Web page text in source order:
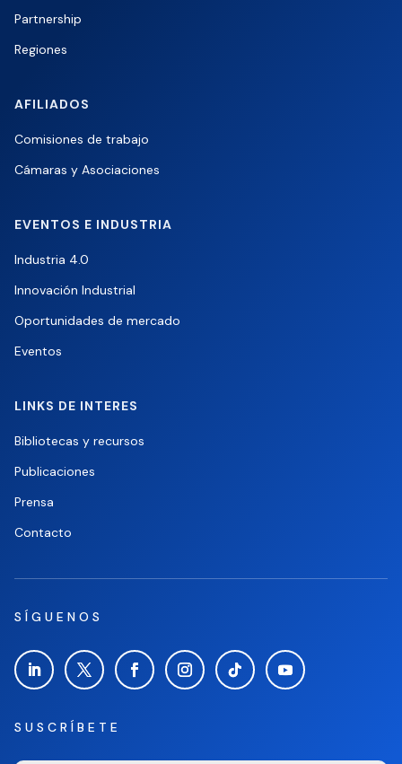
Partnership
Regiones
AFILIADOS
Comisiones de trabajo
Cámaras y Asociaciones
EVENTOS E INDUSTRIA
Industria 4.0
Innovación Industrial
Oportunidades de mercado
Eventos
LINKS DE INTERES
Bibliotecas y recursos
Publicaciones
Prensa
Contacto
SUSCRÍBETE
SÍGUENOS